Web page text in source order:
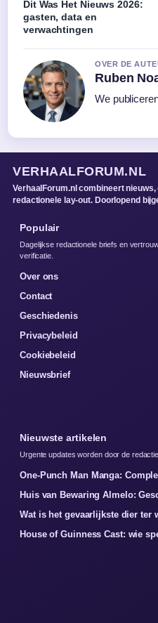
Dit Was Het Nieuws 2026:
gasten, data en
verwachtingen
OVER DE
Ruben
We
VERHAALFORUM.NL
VerhaalForum.nl combineert
redactionele lay-out. Doorlopend
Populair
Dagelijkse redactionele briefs en
verificatie.
Over ons
Contact
Geschiedenis
Privacybeleid
Cookiebeleid
Nieuwsbrief
Nieuwste artikelen
Urgente updates worden door de
One-Punch Man Manga:
Huis van Bewaring Almelo:
Wat is het gevaarlijkste dier ter
House of Guinness Cast: wie